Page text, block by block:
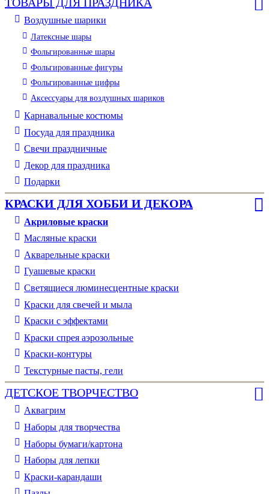
Воздушные шарики
Латексные шары
Фольгированные шары
Фольгированные фигуры
Фольгированные цифры
Аксессуары для воздушных шариков
Карнавальные костюмы
Посуда для праздника
Свечи праздничные
Декор для праздника
Подарки
КРАСКИ ДЛЯ ХОББИ И ДЕКОРА
Акриловые краски
Масляные краски
Акварельные краски
Гуашевые краски
Светящиеся люминесцентные краски
Краски для свечей и мыла
Краски с эффектами
Краски спрея аэрозольные
Краски-контуры
Текстурные пасты, гели
ДЕТСКОЕ ТВОРЧЕСТВО
Аквагрим
Наборы для творчества
Наборы бумаги/картона
Наборы для лепки
Краски-карандаши